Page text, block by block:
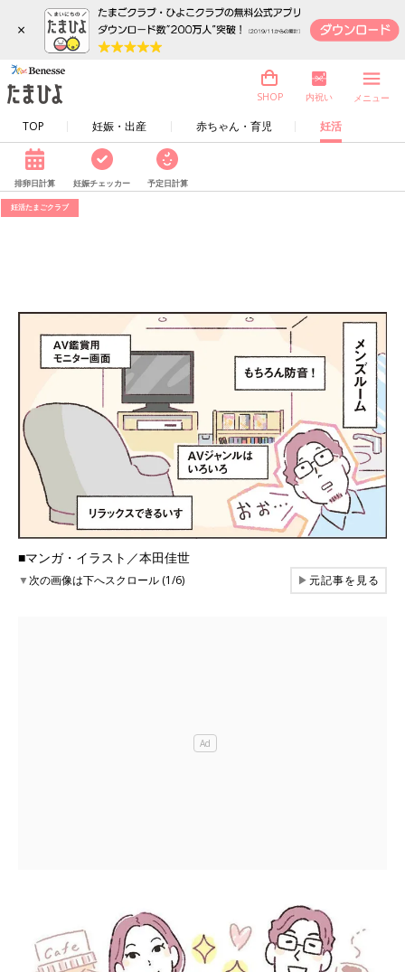
×
TOP 妊娠・出産 赤ちゃん・育児 妊活
SHOP 内祝い メニュー
排卵日計算 妊娠チェッカー 予定日計算
妊活たまごクラブ
■マンガ・イラスト／本田佳世
▼次の画像は下へスクロール (1/6) ▶元記事を見る